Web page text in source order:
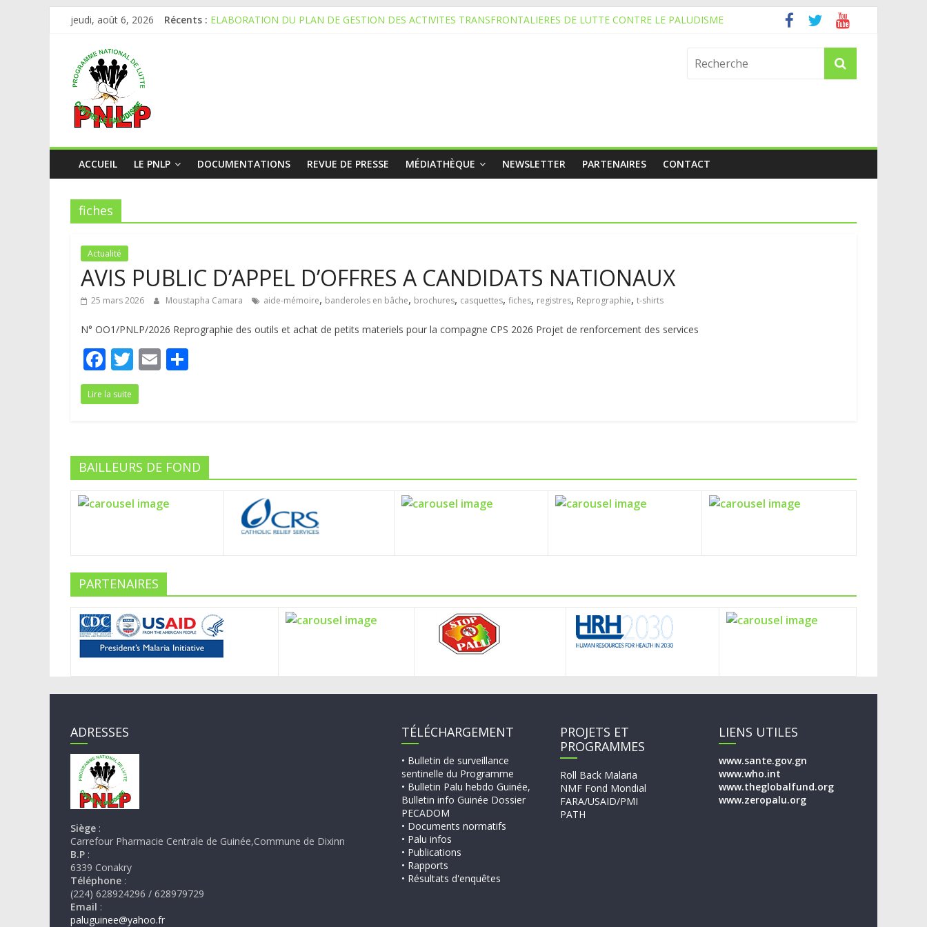
jeudi, août 6, 2026 Récents : ELABORATION DU PLAN DE GESTION DES ACTIVITES TRANSFRONTALIERES DE LUTTE CONTRE LE PALUDISME
ACCUEIL LE PNLP DOCUMENTATIONS REVUE DE PRESSE MÉDIATHÈQUE NEWSLETTER PARTENAIRES CONTACT
fiches
Actualité
AVIS PUBLIC D’APPEL D’OFFRES A CANDIDATS NATIONAUX
25 mars 2026 Moustapha Camara aide-mémoire, banderoles en bâche, brochures, casquettes, fiches, registres, Reprographie, t-shirts
N° OO1/PNLP/2026 Reprographie des outils et achat de petits materiels pour la compagne CPS 2026 Projet de renforcement des services
F
ac
e
o
T
w
itt
E
Lire la suite
BAILLEURS DE FOND
PARTENAIRES
ADRESSES
Siège :
Carrefour Pharmacie Centrale de Guinée,Commune de Dixinn
B.P :
6339 Conakry
Téléphone :
(224) 628924296 / 628979729
Email :
paluguinee@yahoo.fr
TÉLÉCHARGEMENT
• Bulletin de surveillance
sentinelle du Programme
• Bulletin Palu hebdo Guinée,
Bulletin info Guinée Dossier
PECADOM
• Documents normatifs
• Palu infos
• Publications
• Rapports
• Résultats d'enquêtes
PROJETS ET
PROGRAMMES
Roll Back Malaria
NMF Fond Mondial
FARA/USAID/PMI
PATH
LIENS UTILES
www.sante.gov.gn
www.who.int
www.theglobalfund.org
www.zeropalu.org